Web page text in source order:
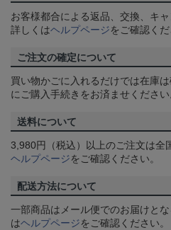
お客様都合による返品、交換、キ
詳しくはヘルプページをご確認くだ
ご注文の確定について
買い物かごに入れるだけでは在庫
にご購入手続きをお済ませください
送料について
3,980円（税込）以上のご注文は全
ヘルプページをご確認ください。
配送方法について
一部商品はメール便でのお届けと
はヘルプページをご確認ください。